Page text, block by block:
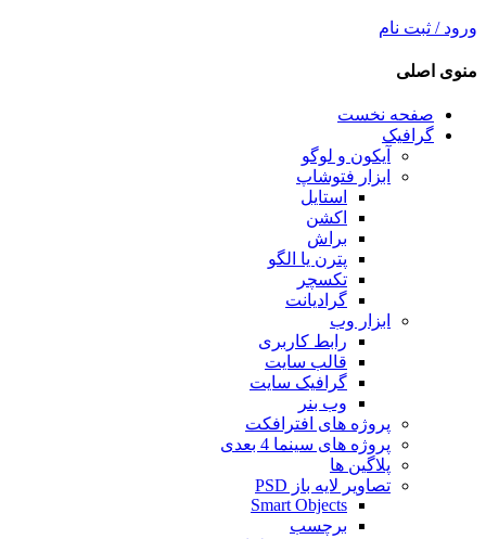
ورود / ثبت نام
منوی اصلی
صفحه نخست
گرافیک
آیکون و لوگو
ابزار فتوشاپ
استایل
اکشن
براش
پترن یا الگو
تکسچر
گرادیانت
ابزار وب
رابط کاربری
قالب سایت
گرافیک سایت
وب بنر
پروژه های افترافکت
پروژه های سینما 4 بعدی
پلاگین ها
تصاویر لایه باز PSD
Smart Objects
برچسب